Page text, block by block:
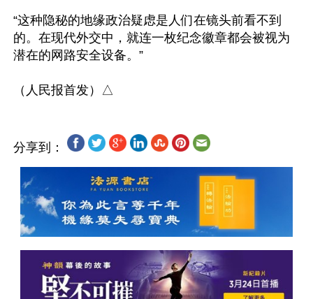
“这种隐秘的地缘政治疑虑是人们在镜头前看不到
的。在现代外交中，就连一枚纪念徽章都会被视为
潜在的网路安全设备。”
分享到：